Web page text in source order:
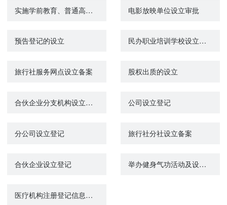
实施学前教育、普通高中教育及中等职业教育的民办学校设立审批 电影放映单位设立审批
预告登记的设立 民办职业培训学校设立审批
旅行社服务网点设立备案 股权出质的设立
合伙企业分支机构设立登记 公司设立登记
分公司设立登记 旅行社分社设立备案
合伙企业设立登记 举办健身气功活动及设立站点审批
医疗机构注册登记信息查询